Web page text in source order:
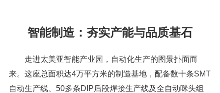
智能制造：夯实产能与品质基石
走进太美亚智能产业园，自动化生产的图景扑面而
来。这座总面积达4万平方米的制造基地，配备数十条SMT
自动生产线、50多条DIP后段焊接生产线及全自动咪头组